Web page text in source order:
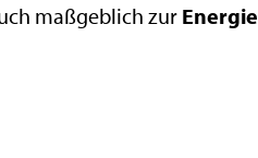
maßgeblich zur